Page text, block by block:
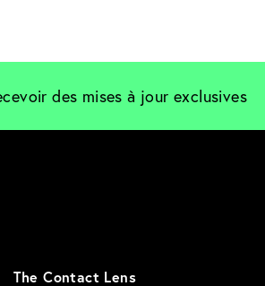
des mises à jour exclusives
The Contact Lens